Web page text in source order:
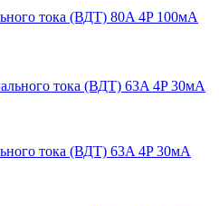
тока (ВДТ) 80A 4P 100мА
тока (ВДТ) 63A 4P 30мА